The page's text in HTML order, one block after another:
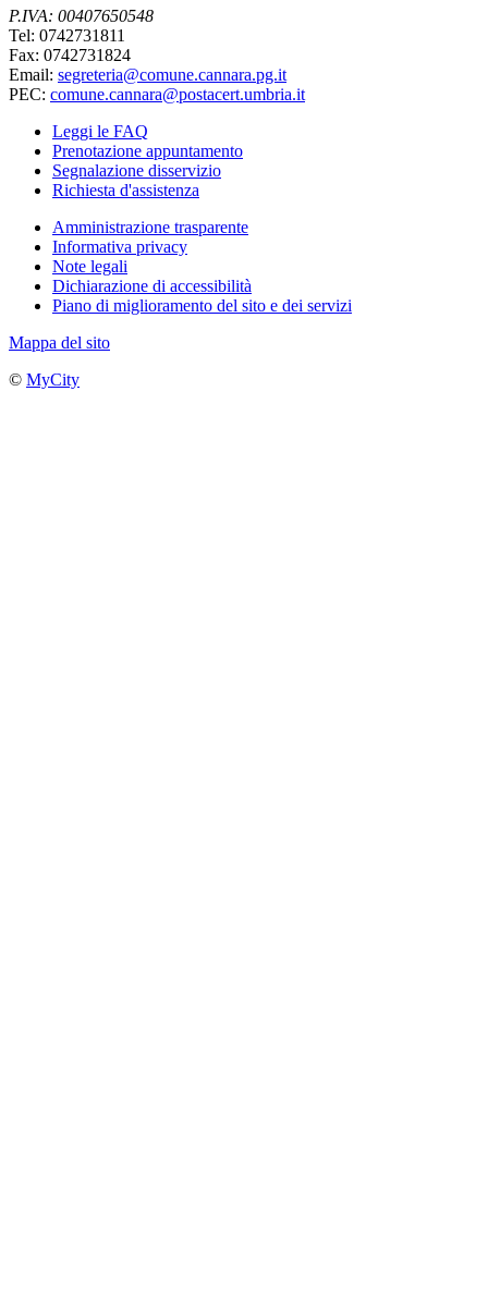
P.IVA: 00407650548
Tel: 0742731811
Fax: 0742731824
Email: segreteria@comune.cannara.pg.it
PEC: comune.cannara@postacert.umbria.it
Leggi le FAQ
Prenotazione appuntamento
Segnalazione disservizio
Richiesta d'assistenza
Amministrazione trasparente
Informativa privacy
Note legali
Dichiarazione di accessibilità
Piano di miglioramento del sito e dei servizi
Mappa del sito
© MyCity